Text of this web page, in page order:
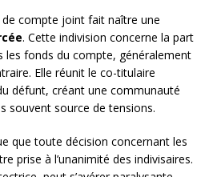
de compte joint fait naître une
. Cette indivision concerne la part
les fonds du compte, généralement
Elle réunit le co-titulaire
défunt, créant une communauté
souvent source de tensions.
que toute décision concernant les
prise à l’unanimité des indivisaires.